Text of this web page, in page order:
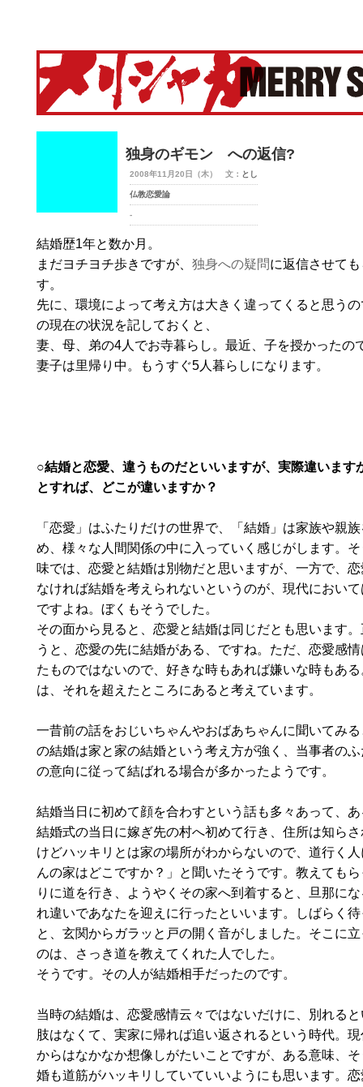
独身のギモン への返信?
2008年11月20日（木） 文： とし
仏教恋愛論
-
結婚歴1年と数か月。
まだヨチヨチ歩きですが、 独身への疑問に返信させて
す。
先に、環境によって考え方は大きく違ってくると思う
の現在の状況を記しておくと、
妻、母、弟の4人でお寺暮らし。最近、子を授かったの
妻子は里帰り中。もうすぐ5人暮らしになります。
○結婚と恋愛、違うものだといいますが、実際違います
とすれば、どこが違いますか？
「恋愛」はふたりだけの世界で、「結婚」は家族や親
め、様々な人間関係の中に入っていく感じがします。
味では、恋愛と結婚は別物だと思いますが、一方で、
なければ結婚を考えられないというのが、現代におい
ですよね。ぼくもそうでした。
その面から見ると、恋愛と結婚は同じだとも思います
うと、恋愛の先に結婚がある、ですね。ただ、恋愛感
たものではないので、好きな時もあれば嫌いな時もあ
は、それを超えたところにあると考えています。
一昔前の話をおじいちゃんやおばあちゃんに聞いてみ
の結婚は家と家の結婚という考え方が強く、当事者の
の意向に従って結ばれる場合が多かったようです。
結婚当日に初めて顔を合わすという話も多々あって、
結婚式の当日に嫁ぎ先の村へ初めて行き、住所は知ら
けどハッキリとは家の場所がわからないので、道行く
んの家はどこですか？」と聞いたそうです。教えても
りに道を行き、ようやくその家へ到着すると、旦那に
れ違いであなたを迎えに行ったといいます。しばらく
と、玄関からガラッと戸の開く音がしました。そこに
のは、さっき道を教えてくれた人でした。
そうです。その人が結婚相手だったのです。
当時の結婚は、恋愛感情云々ではないだけに、別れる
肢はなくて、実家に帰れば追い返されるという時代。
からはなかなか想像しがたいことですが、ある意味、
婚も道筋がハッキリしていていいようにも思います。